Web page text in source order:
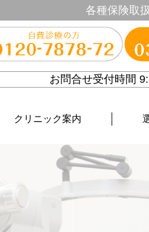
各種保険取
お問合せ受付時間
クリニック案内